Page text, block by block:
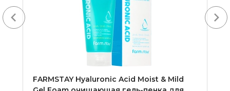
FARMSTAY Hyaluronic Acid Moist & Mild
Next